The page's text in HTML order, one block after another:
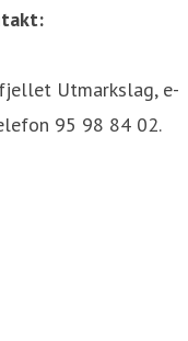
Utmarkslag, e-
95 98 84 02.